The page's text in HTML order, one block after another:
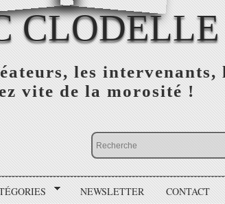
CLODELLE
les intervenants,
vite de la morosité !
NEWSLETTER CONTACT